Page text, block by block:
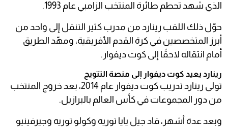
الذي شهد تحطم طائرة المنتخب الزامبي عام 1993.
حوّل ذلك اللقب رينارد من مدرب كثير التنقل إلى واحد من
أبرز المتخصصين في كرة القدم الأفريقية، ومهّد الطريق
أمام انتقاله لاحقًا إلى كوت ديفوار.
رينارد يعيد كوت ديفوار إلى منصة التتويج
تولى رينارد تدريب كوت ديفوار عام 2014، بعد خروج المنتخب
من دور المجموعات في كأس العالم بالبرازيل.
وبعد عدة أشهر، قاد جيل يايا توريه وكولو توريه وجيرفينيو